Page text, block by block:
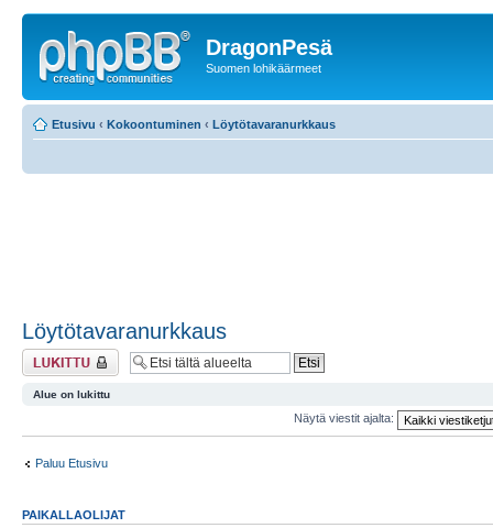
DragonPesä
Suomen lohikäärmeet
Etusivu ‹ Kokoontuminen ‹ Löytötavaranurkkaus
Löytötavaranurkkaus
Alue on lukittu
Alue on lukittu
Näytä viestit ajalta:
Paluu Etusivu
PAIKALLAOLIJAT